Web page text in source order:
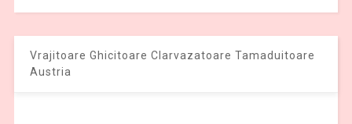
Vrajitoare Ghicitoare Clarvazatoare Tamaduitoare
Austria